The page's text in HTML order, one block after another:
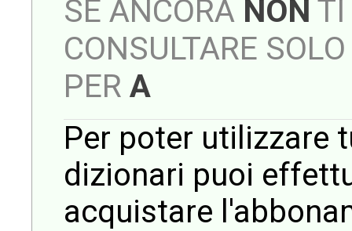
SE ANCORA NON TI
CONSULTARE
PER A
Per poter utilizzare
dizionari puoi
acquistare